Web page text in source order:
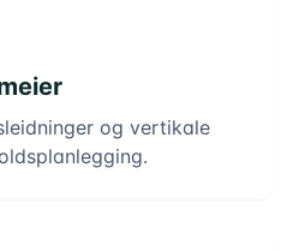
og vertikale